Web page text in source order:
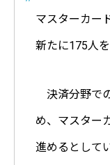
マスターカー
新たに175人
決済分野で
め、マスター
進めるとして